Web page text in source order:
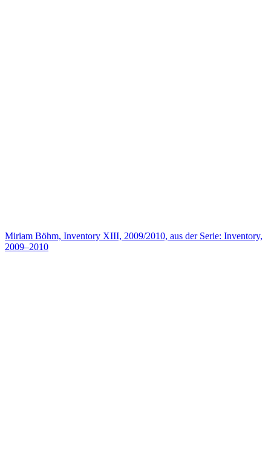
Miriam Böhm, Inventory XIII, 2009/2010, aus der Serie: Inventory,
2009–2010